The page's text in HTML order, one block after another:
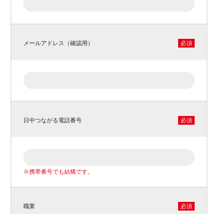
メールアドレス（確認用） 必須
日中つながる電話番号 必須
※携帯番号でも結構です。
職業 必須